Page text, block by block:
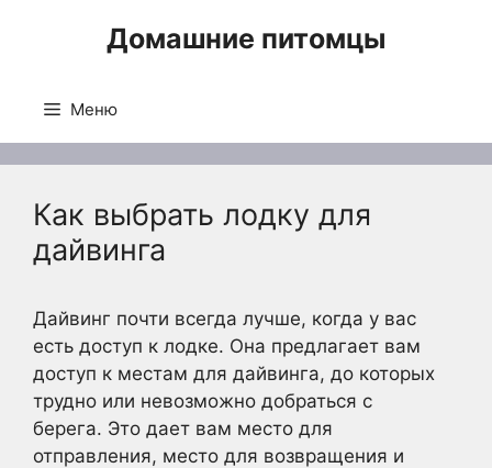
Домашние питомцы
Меню
Как выбрать лодку для
дайвинга
Дайвинг почти всегда лучше, когда у вас
есть доступ к лодке. Она предлагает вам
доступ к местам для дайвинга, до которых
трудно или невозможно добраться с
берега. Это дает вам место для
отправления, место для возвращения и